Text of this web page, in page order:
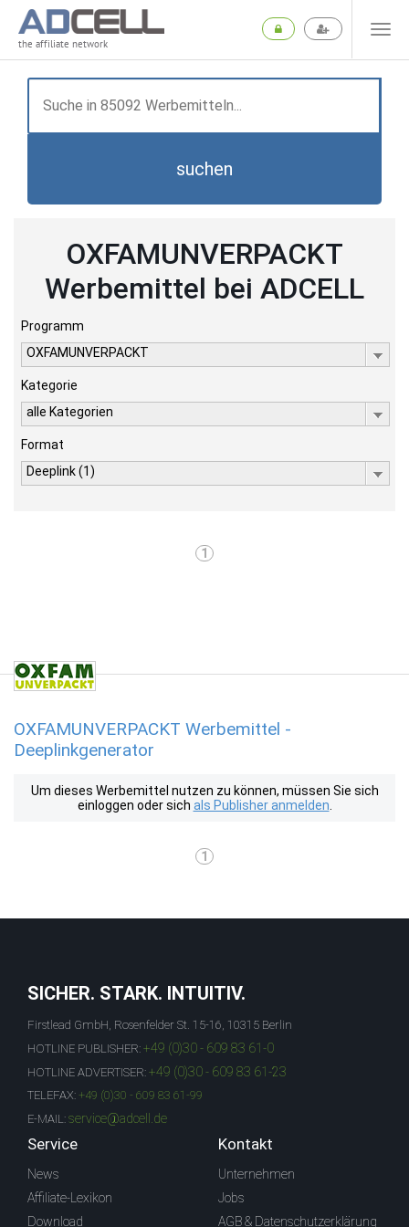
the affiliate network
suchen
OXFAMUNVERPACKT
Werbemittel bei ADCELL
Programm
OXFAMUNVERPACKT
Kategorie
alle Kategorien
Format
Deeplink (1)
1
OXFAMUNVERPACKT Werbemittel -
Deeplinkgenerator
Um dieses Werbemittel nutzen zu können, müssen Sie sich
einloggen oder sich als Publisher anmelden
1
SICHER. STARK. INTUITIV.
Firstlead GmbH, Rosenfelder St. 15-16, 10315 Berlin
HOTLINE PUBLISHER: +49 (0)30 - 609 83 61-0
HOTLINE ADVERTISER: +49 (0)30 - 609 83 61-23
TELEFAX: +49 (0)30 - 609 83 61-99
E-MAIL: service@adcell.de
Service
News
Affiliate-Lexikon
Download
Kontakt
Unternehmen
Jobs
AGB & Datenschutzerklärung